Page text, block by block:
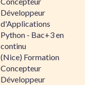
Développeur
d'Applications
Python - Bac+3 en
continu
(Nice) Formation
Concepteur
Développeur